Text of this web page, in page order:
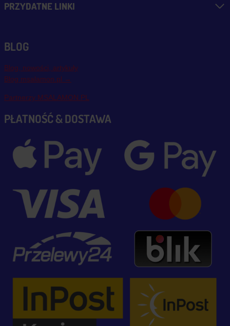
PRZYDATNE LINKI
BLOG
Blog, nowości, artykuły
Blog msalamon.pl →
Partnerzy MSALAMON.PL
PŁATNOŚĆ & DOSTAWA